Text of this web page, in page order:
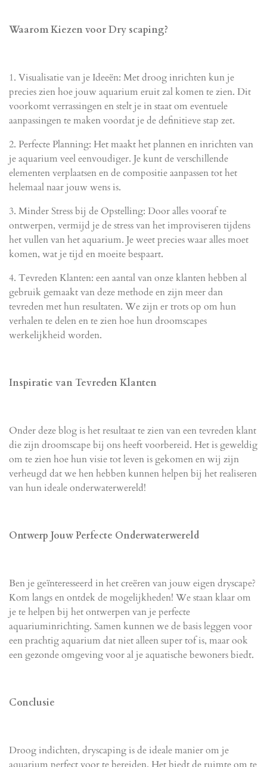
Waarom Kiezen voor Dry scaping?
1. Visualisatie van je Ideeën: Met droog inrichten kun je
precies zien hoe jouw aquarium eruit zal komen te zien. Dit
voorkomt verrassingen en stelt je in staat om eventuele
aanpassingen te maken voordat je de definitieve stap zet.
2. Perfecte Planning: Het maakt het plannen en inrichten van
je aquarium veel eenvoudiger. Je kunt de verschillende
elementen verplaatsen en de compositie aanpassen tot het
helemaal naar jouw wens is.
3. Minder Stress bij de Opstelling: Door alles vooraf te
ontwerpen, vermijd je de stress van het improviseren tijdens
het vullen van het aquarium. Je weet precies waar alles moet
komen, wat je tijd en moeite bespaart.
4. Tevreden Klanten: een aantal van onze klanten hebben al
gebruik gemaakt van deze methode en zijn meer dan
tevreden met hun resultaten. We zijn er trots op om hun
verhalen te delen en te zien hoe hun droomscapes
werkelijkheid worden.
Inspiratie van Tevreden Klanten
Onder deze blog is het resultaat te zien van een tevreden klant
die zijn droomscape bij ons heeft voorbereid. Het is geweldig
om te zien hoe hun visie tot leven is gekomen en wij zijn
verheugd dat we hen hebben kunnen helpen bij het realiseren
van hun ideale onderwaterwereld!
Ontwerp Jouw Perfecte Onderwaterwereld
Ben je geïnteresseerd in het creëren van jouw eigen dryscape?
Kom langs en ontdek de mogelijkheden! We staan klaar om
je te helpen bij het ontwerpen van je perfecte
aquariuminrichting. Samen kunnen we de basis leggen voor
een prachtig aquarium dat niet alleen super tof is, maar ook
een gezonde omgeving voor al je aquatische bewoners biedt.
Conclusie
Droog indichten, dryscaping is de ideale manier om je